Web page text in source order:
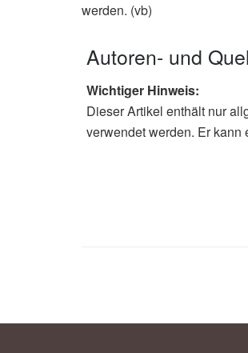
werden. (vb)
Autoren- und
Wichtiger Hinweis:
Dieser Artikel enthält nur
verwendet werden. Er kann